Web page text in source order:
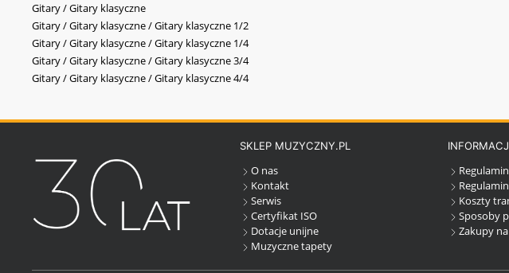
Gitary / Gitary klasyczne
Gitary / Gitary klasyczne / Gitary klasyczne 1/2
Gitary / Gitary klasyczne / Gitary klasyczne 1/4
Gitary / Gitary klasyczne / Gitary klasyczne 3/4
Gitary / Gitary klasyczne / Gitary klasyczne 4/4
SKLEP MUZYCZNY.PL
O nas
Kontakt
Serwis
Certyfikat ISO
Dotacje unijne
Muzyczne tapety
Koszty
Sposoby
Zakupy